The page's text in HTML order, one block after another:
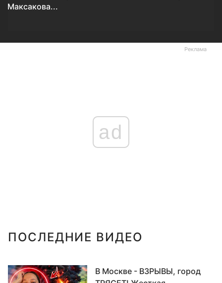
Максакова...
Реклама
ad
ПОСЛЕДНИЕ ВИДЕО
В Москве - ВЗРЫВЫ, город